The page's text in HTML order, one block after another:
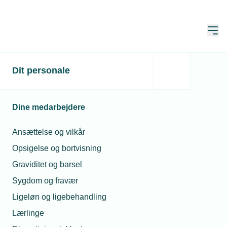
Dit personale
Dine medarbejdere
Ansættelse og vilkår
Opsigelse og bortvisning
Graviditet og barsel
Sygdom og fravær
Ligeløn og ligebehandling
Lærlinge
Klimarådet vælger
erhvervslivet
Publiceret: 09. mar. 2020